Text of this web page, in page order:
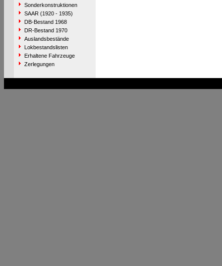
Sonderkonstruktionen
SAAR (1920 - 1935)
DB-Bestand 1968
DR-Bestand 1970
Auslandsbestände
Lokbestandslisten
Erhaltene Fahrzeuge
Zerlegungen